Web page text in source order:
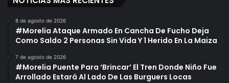
8 de agosto de 2026
#Morelia Ataque Armado En Cancha De Fucho Deja
Como Saldo 2 Personas Sin Vida Y 1 Herido En La Maiza
7 de agosto de 2026
#Morelia Puente Para ‘Brincar’ El Tren Donde Niño Fue
Arrollado Estará Al Lado De Las Burguers Locas